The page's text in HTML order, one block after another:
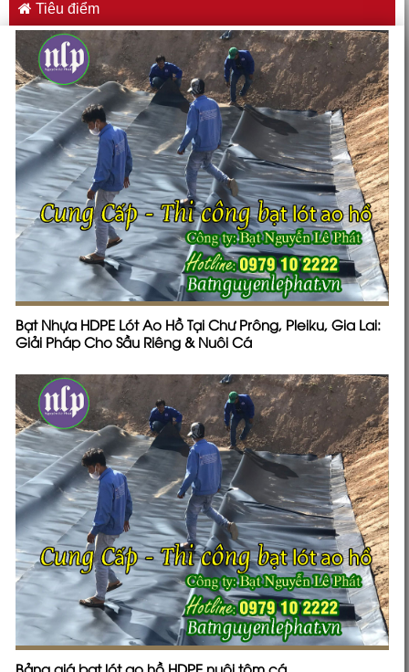
Tiêu điểm
Bạt Nhựa HDPE Lót Ao Hồ Tại Chư Prông, Pleiku, Gia Lai:
Giải Pháp Cho Sầu Riêng & Nuôi Cá
Bảng giá bạt lót ao hồ HDPE nuôi tôm cá